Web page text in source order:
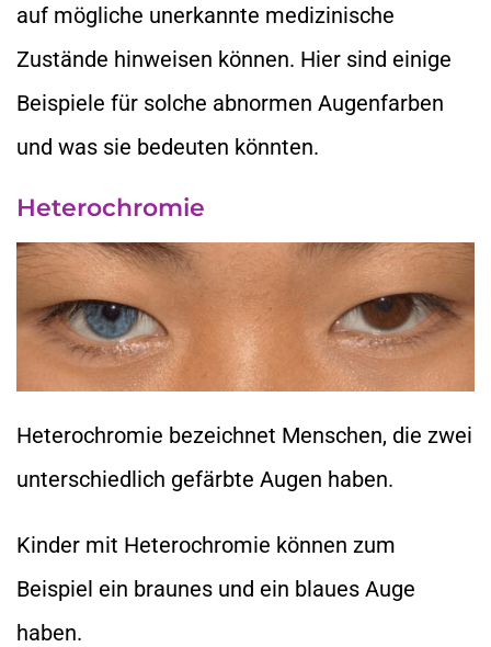
auf mögliche unerkannte medizinische
Zustände hinweisen können. Hier sind einige
Beispiele für solche abnormen Augenfarben
und was sie bedeuten könnten.
Heterochromie
Heterochromie bezeichnet Menschen, die zwei
unterschiedlich gefärbte Augen haben.
Kinder mit Heterochromie können zum
Beispiel ein braunes und ein blaues Auge
haben.